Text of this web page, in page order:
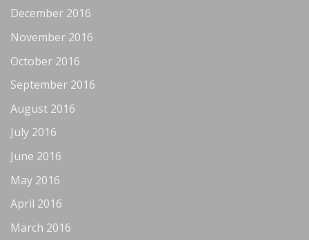
December 2016
November 2016
October 2016
September 2016
August 2016
July 2016
June 2016
May 2016
April 2016
March 2016